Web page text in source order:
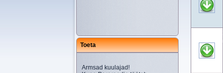
Toeta
Armsad kuulajad!